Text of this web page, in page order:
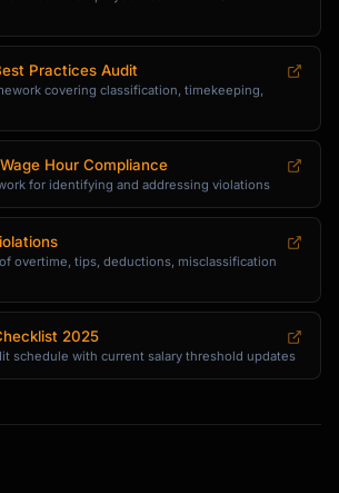
Practices Audit
covering classification, timekeeping,
Hour Compliance
for identifying and addressing violations
overtime, tips, deductions, misclassification
2025
schedule with current salary threshold updates